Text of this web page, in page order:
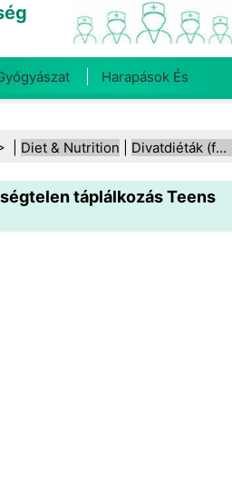
Harapások És
Családi
Ágazat Mentális Egészség
Sebészet És
| Diet & Nutrition Divatdiéták (fad diéták)
táplálkozás Teens